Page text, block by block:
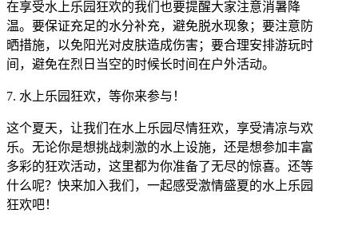
在享受水上乐园狂欢的我们也要提醒大家注意消暑降
温。要保证充足的水分补充，避免脱水现象；要注意防
晒措施，以免阳光对皮肤造成伤害；要合理安排游玩时
间，避免在烈日当空的时候长时间在户外活动。
7. 水上乐园狂欢，等你来参与！
这个夏天，让我们在水上乐园尽情狂欢，享受清凉与欢
乐。无论你是想挑战刺激的水上设施，还是想参加丰富
多彩的狂欢活动，这里都为你准备了无尽的惊喜。还等
什么呢？快来加入我们，一起感受激情盛夏的水上乐园
狂欢吧！